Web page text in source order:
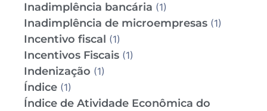
Inadimplência bancária (1)
Inadimplência de microempresas (1)
Incentivo fiscal (1)
Incentivos Fiscais (1)
Indenização (1)
Índice (1)
Índice de Atividade Econômica do